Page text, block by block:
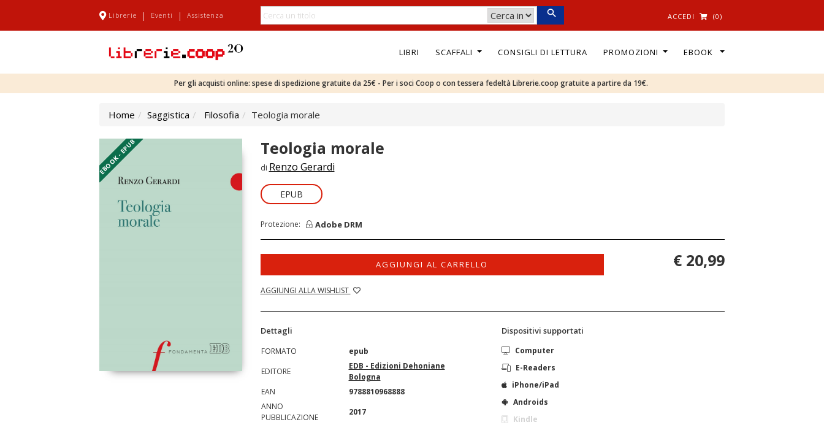
Librerie | Eventi | Assistenza ACCEDI (0)
LIBRI SCAFFALI CONSIGLI DI LETTURA PROMOZIONI EBOOK
Per gli acquisti online: spese di spedizione gratuite da 25€ - Per i soci Coop o con tessera fedeltà Librerie.coop gratuite a partire da 19€.
Home Saggistica Filosofia Teologia morale
EBOOK - EPUB Teologia morale
di Renzo Gerardi
EPUB
Protezione: Adobe DRM
AGGIUNGI AL CARRELLO
AGGIUNGI ALLA WISHLIST
€ 20,99
Dettagli
FORMATO
epub
EDITORE
EDB - Edizioni Dehoniane
Bologna
EAN
9788810968888
ANNO
PUBBLICAZIONE
2017
Dispositivi supportati
Computer
E-Readers
iPhone/iPad
Androids
Kindle